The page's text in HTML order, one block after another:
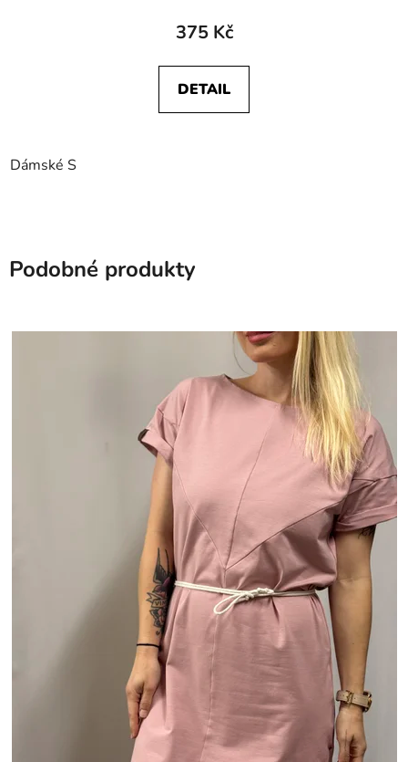
375 Kč
DETAIL
Dámské S
Podobné produkty